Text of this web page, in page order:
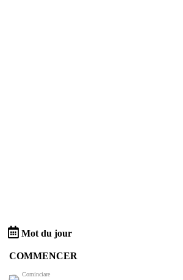
Mot du jour
COMMENCER
Cominciare